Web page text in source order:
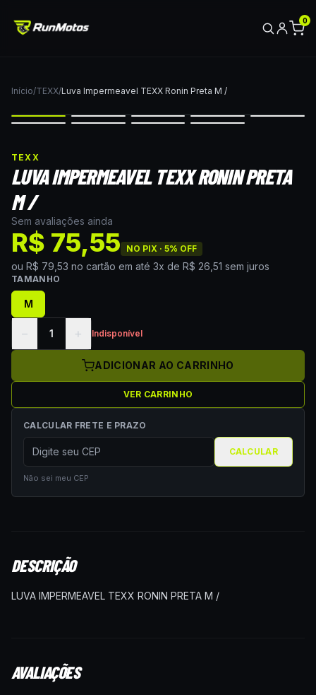
0
Início/TEXX/Luva Impermeavel TEXX Ronin Preta M /
TEXX
LUVA IMPERMEAVEL TEXX RONIN PRETA
M /
Sem avaliações ainda
R$ 75,55 NO PIX · 5% OFF
ou R$ 79,53 no cartão em até 3x de R$ 26,51 sem juros
TAMANHO
M
− 1 + Indisponível
ADICIONAR AO CARRINHO
VER CARRINHO
CALCULAR FRETE E PRAZO
CALCULAR
Não sei meu CEP
DESCRIÇÃO
LUVA IMPERMEAVEL TEXX RONIN PRETA M /
AVALIAÇÕES